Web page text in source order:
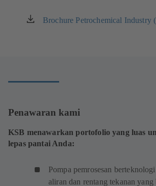
Brochure Petrochemical Industry
(terbuka
Penawaran kami
KSB menawarkan portofolio yang luas
lepas pantai Anda:
Pompa pemrosesan
aliran dan rentang tekanan yang